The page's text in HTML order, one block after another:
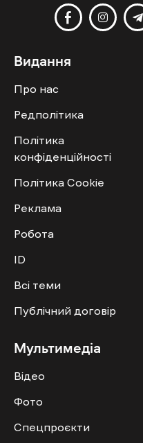
Видання
Про нас
Редполітика
Політика
конфіденційності
Політика Cookie
Реклама
Робота
ID
Всі теми
Публічний договір
Мультимедіа
Відео
Фото
Спецпроєкти